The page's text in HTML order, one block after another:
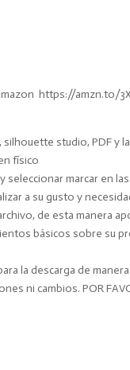
https://amzn.to/
studio, PDF y
físico
seleccionar marcar en
a su gusto y
de esta manera
básicos sobre su
la descarga de
ni cambios. POR